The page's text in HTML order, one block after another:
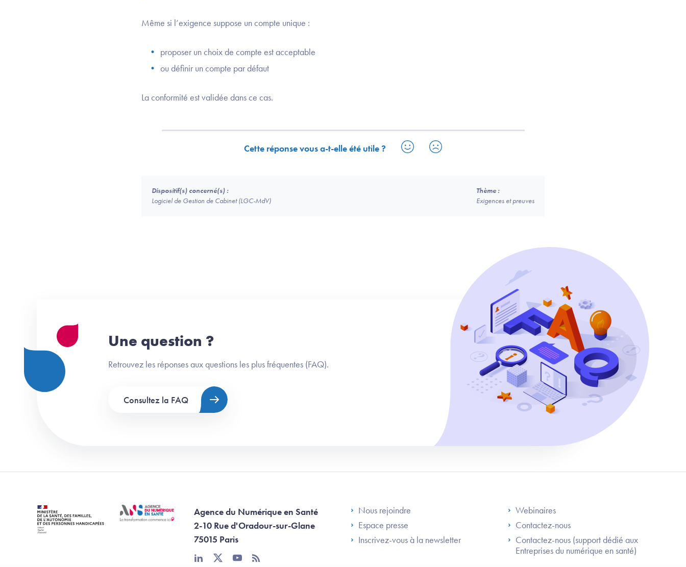
Même si l’exigence suppose un compte unique :
proposer un choix de compte est acceptable
ou définir un compte par défaut
La conformité est validée dans ce cas.
Cette réponse vous a-t-elle été utile ?
Dispositif(s) concerné(s) :
Logiciel de Gestion de Cabinet (LGC-MdV)
Thème :
Exigences et preuves
Une question ?
Retrouvez les réponses aux questions les plus fréquentes (FAQ).
Consultez la FAQ
Agence du Numérique en Santé
2-10 Rue d'Oradour-sur-Glane
75015 Paris
linkedintwitteryoutube
rss
Footer Left ANS
Nous rejoindre
Espace presse
Inscrivez-vous à la newsletter
Footer Right ANS
Webinaires
Contactez-nous
Contactez-nous (support dédié aux
Entreprises du numérique en santé)